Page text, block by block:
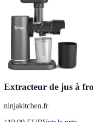
Extracteur de jus à
ninjakitchen.fr